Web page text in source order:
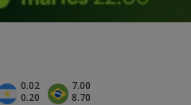
0.02
0.20
7.00
8.70